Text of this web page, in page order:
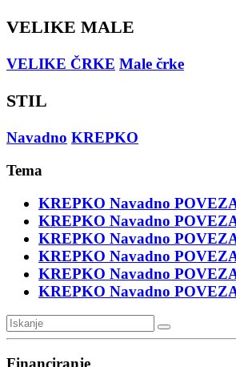
VELIKE MALE
VELIKE ČRKE Male črke
STIL
Navadno KREPKO
Tema
KREPKO Navadno
KREPKO Navadno
KREPKO Navadno
KREPKO Navadno
KREPKO Navadno
KREPKO Navadno
Financiranje